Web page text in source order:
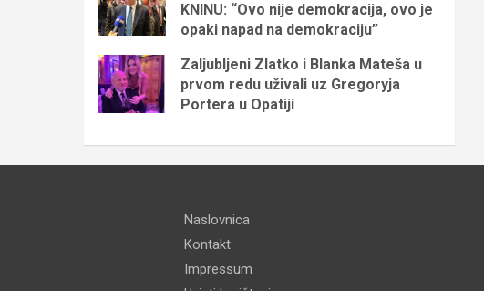
KNINU: “Ovo nije demokracija, ovo je
opaki napad na demokraciju”
Zaljubljeni Zlatko i Blanka Mateša u
prvom redu uživali uz Gregoryja
Portera u Opatiji
Naslovnica
Kontakt
Impressum